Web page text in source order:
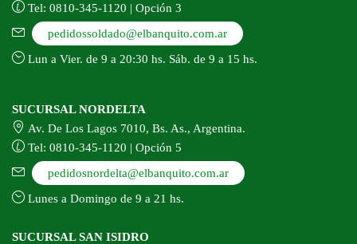
Tel: 0810-345-1120 | Opción 3
pedidossoldado@elbanquito.com.ar
Lun a Vier. de 9 a 20:30 hs. Sáb. de 9 a 15 hs.
SUCURSAL NORDELTA
Av. De Los Lagos 7010, Bs. As., Argentina.
Tel: 0810-345-1120 | Opción 5
pedidosnordelta@elbanquito.com.ar
Lunes a Domingo de 9 a 21 hs.
SUCURSAL SAN ISIDRO